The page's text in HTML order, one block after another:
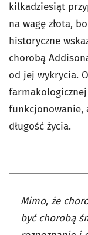
kilkadziesiąt
na wagę złota,
historyczne
chorobą
od jej wykrycia.
funkcjonowanie,
długość życia.
Mimo, że
być chorobą